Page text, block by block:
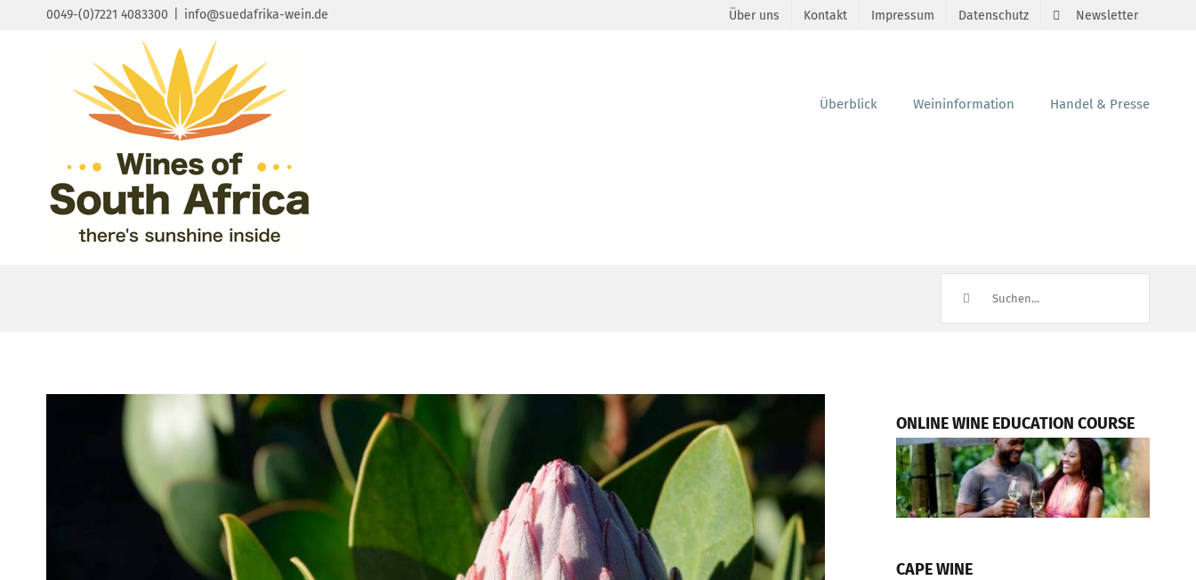
0049-(0)7221 4083300 info@suedafrika-wein.de Über uns Kontakt Impressum Datenschutz Newsletter
Überblick Weininformation Handel & Presse
ONLINE WINE EDUCATION COURSE
CAPE WINE